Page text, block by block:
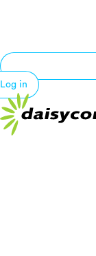
Log in